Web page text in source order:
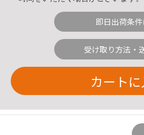
即日出荷条
受け取り方法・
カート